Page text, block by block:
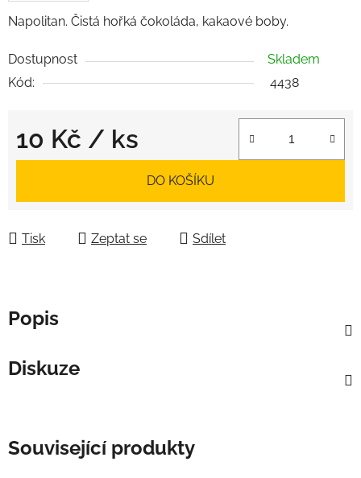
Napolitan. Čistá hořká čokoláda, kakaové boby.
Dostupnost
Skladem
Kód:
4438
10 Kč / ks
Měrná cena:
DO KOŠÍKU
Tisk Zeptat se Sdílet
Popis
Diskuze
Související produkty